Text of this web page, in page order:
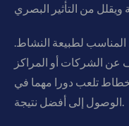
لطبيعة النشاط.
الشركات أو المراكز
تلعب دورا مهما في
الوصول إلى أفضل نتيجة.